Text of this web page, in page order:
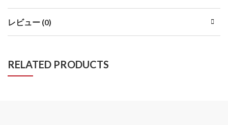
レビュー (0)
RELATED PRODUCTS